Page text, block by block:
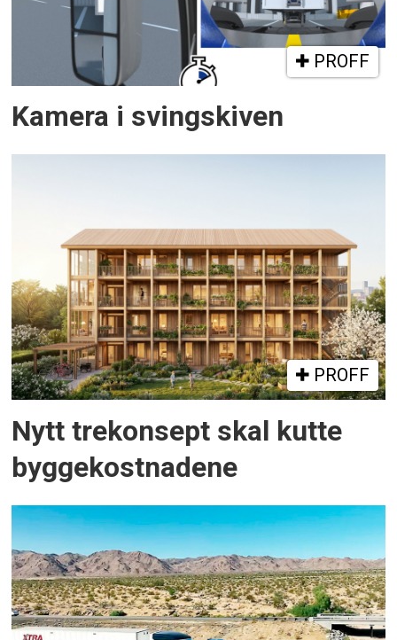
PROFF
Kamera i svingskiven
PROFF
Nytt trekonsept skal kutte
byggekostnadene